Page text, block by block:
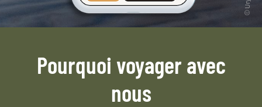
Pourquoi voyager avec
nous